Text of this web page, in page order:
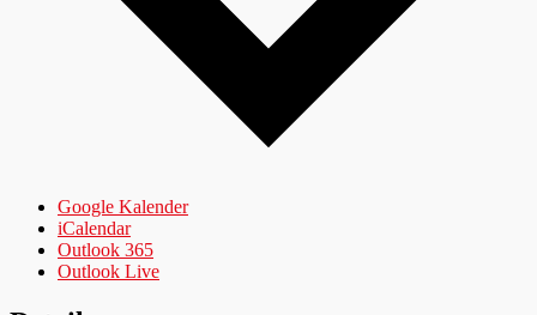
Google Kalender
iCalendar
Outlook 365
Outlook Live